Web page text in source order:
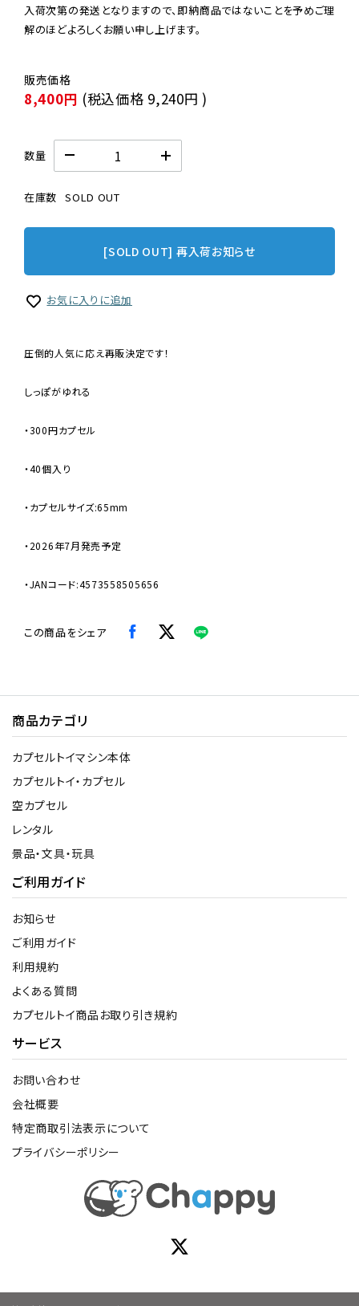
入荷次第の発送となりますので、即納商品ではないことを予めご理
解のほどよろしくお願い申し上げます。
8,400円 (税込価格 9,240円 )
数量
在庫数 SOLD OUT
[SOLD OUT] 再入荷お知らせ
お気に入りに追加
圧倒的人気に応え再販決定です！
しっぽがゆれる
・300円カプセル
・40個入り
・カプセルサイズ:65mm
・2026年7月発売予定
・JANコード:4573558505656
この商品をシェア
商品カテゴリ
カプセルトイマシン本体
カプセルトイ・カプセル
空カプセル
レンタル
景品・文具・玩具
ご利用ガイド
お知らせ
ご利用ガイド
利用規約
よくある質問
カプセルトイ商品お取り引き規約
サービス
お問い合わせ
会社概要
特定商取引法表示について
プライバシーポリシー